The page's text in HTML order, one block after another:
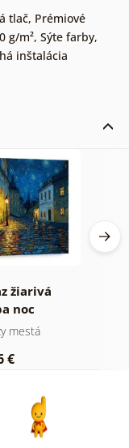
tlač, Prémiové
g/m², Sýte farby,
inštalácia
žiarivá
noc
mestá
€